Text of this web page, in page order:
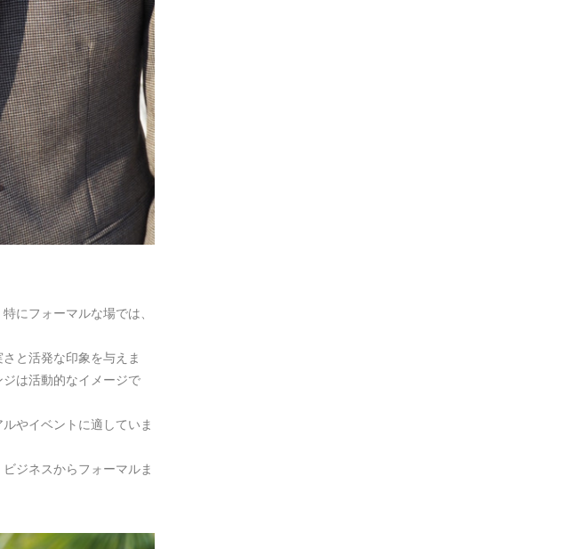
にフォーマルな場では、
と活発な印象を与えま
は活動的なイメージで
やイベントに適していま
ジネスからフォーマルま